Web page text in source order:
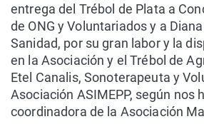
entrega del Trébol de Plata a
de ONG y Voluntariados y a
Sanidad, por su gran labor y la
en la Asociación y el Trébol de
Etel Canalis, Sonoterapeuta y
Asociación ASIMEPP, según nos
coordinadora de la Asociación